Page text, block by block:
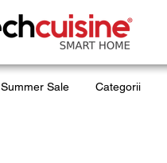
Summer Sale Categorii